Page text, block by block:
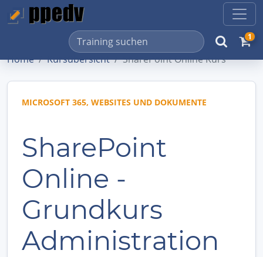
1
Home Kursübersicht SharePoint Online Kurs
MICROSOFT 365, WEBSITES UND DOKUMENTE
SharePoint
Online -
Grundkurs
Administration